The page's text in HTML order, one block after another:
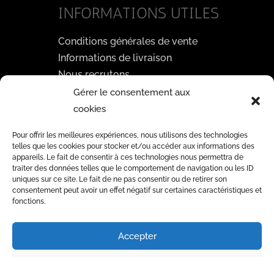
Gérer le consentement aux
cookies
Pour offrir les meilleures expériences, nous utilisons des technologies
telles que les cookies pour stocker et/ou accéder aux informations des
appareils. Le fait de consentir à ces technologies nous permettra de
traiter des données telles que le comportement de navigation ou les ID
uniques sur ce site. Le fait de ne pas consentir ou de retirer son
consentement peut avoir un effet négatif sur certaines caractéristiques et
fonctions.
Accepter
INFORMATIONS UTILES
Conditions générales de vente
Informations de livraison
Nous recrutons
PAYEZ EN TOUTE SÉCURITÉ
3D
SECURE
NEWSLETTER